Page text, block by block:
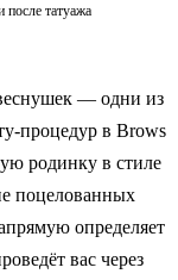
татуажа
— одни из
процедур в Brows
родинку в стиле
поцелованных
определяет
вас через